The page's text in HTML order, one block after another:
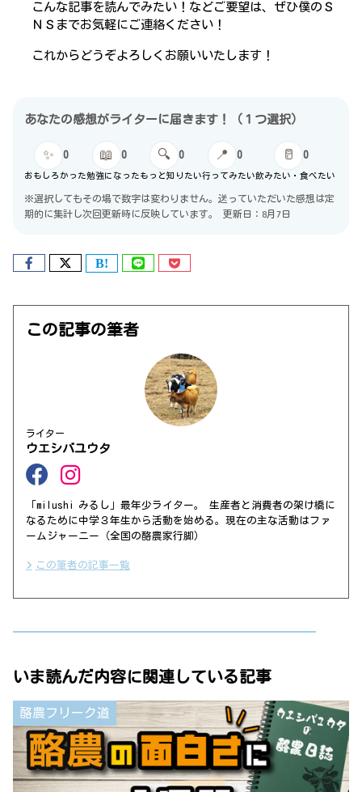
こんな記事を読んでみたい！などご要望は、ぜひ僕のＳ
ＮＳまでお気軽にご連絡ください！
これからどうぞよろしくお願いいたします！
あなたの感想がライターに届きます！（１つ選択）
✨ 0
おもしろかった
📖 0
勉強になった
🔍 0
もっと知りたい
📍 0
行ってみたい
🥛 0
飲みたい・食べたい
※選択してもその場で数字は変わりません。送っていただいた感想は定
期的に集計し次回更新時に反映しています。
更新日：8月7日
この記事の筆者
ライター
ウエシバユウタ
「milushi みるし」最年少ライター。 生産者と消費者の架け橋に
なるために中学３年生から活動を始める。現在の主な活動はファ
ームジャーニー（全国の酪農家行脚）
この筆者の記事一覧
いま読んだ内容に関連している記事
酪農フリーク道